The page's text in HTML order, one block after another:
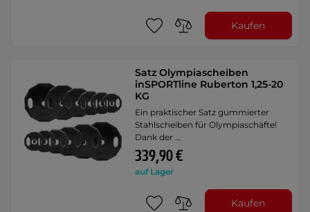
Kaufen
Satz Olympiascheiben
inSPORTline Ruberton 1,25-20
KG
Ein praktischer Satz gummierter
Stahlscheiben für Olympiaschäfte!
Dank der …
339,90 €
auf Lager
Kaufen